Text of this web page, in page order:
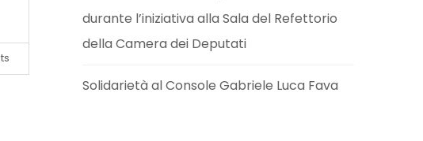
durante l’iniziativa alla Sala del Refettorio
della Camera dei Deputati
Solidarietà al Console Gabriele Luca Fava